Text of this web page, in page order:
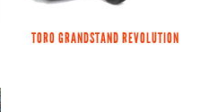
TORO GRANDSTAND REVOLUTION